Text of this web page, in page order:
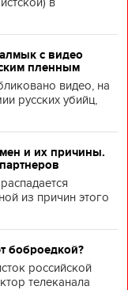
с видео
пленным
видео, на
русских убийц,
и их причины.
из причин этого
боброедкой?
российской
телеканала